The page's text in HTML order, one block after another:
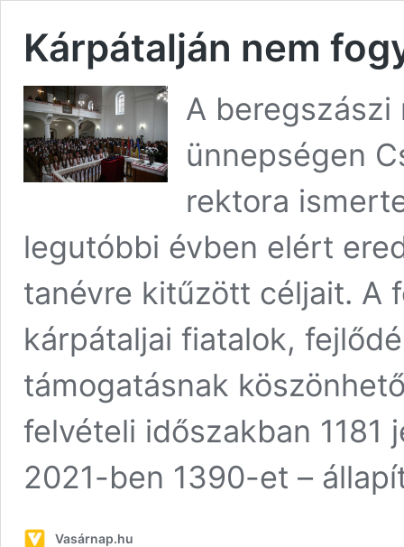
Kárpátalján nem
A
ünnepségen
rektora
legutóbbi évben elért
tanévre kitűzött céljait. A
kárpátaljai fiatalok,
támogatásnak
felvételi időszakban
2021-ben 1390-et –
Vasárnap.hu